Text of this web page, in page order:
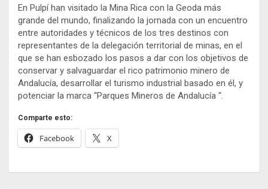
En Pulpí han visitado la Mina Rica con la Geoda más
grande del mundo, finalizando la jornada con un encuentro
entre autoridades y técnicos de los tres destinos con
representantes de la delegación territorial de minas, en el
que se han esbozado los pasos a dar con los objetivos de
conservar y salvaguardar el rico patrimonio minero de
Andalucía, desarrollar el turismo industrial basado en él, y
potenciar la marca “Parques Mineros de Andalucía “.
Comparte esto:
Facebook X